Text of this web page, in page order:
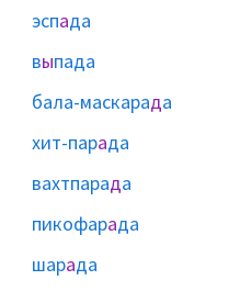
эспада
выпада
бала-маскарада
хит-парада
вахтпарада
пикофарада
шарада